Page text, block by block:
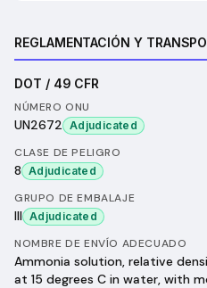
REGLAMENTACIÓN Y
DOT / 49 CFR
NÚMERO ONU
UN2672 Adjudicated
CLASE DE PELIGRO
8 Adjudicated
GRUPO DE EMBALAJE
III Adjudicated
NOMBRE DE ENVÍO ADECUADO
Ammonia solution, relative
at 15 degrees C in water, with